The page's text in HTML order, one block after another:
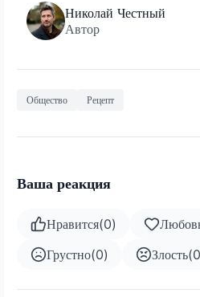
Николай Честный
Автор
Общество Рецепт
Ваша реакция
Нравится(0)
Грустно(0) Злость(0